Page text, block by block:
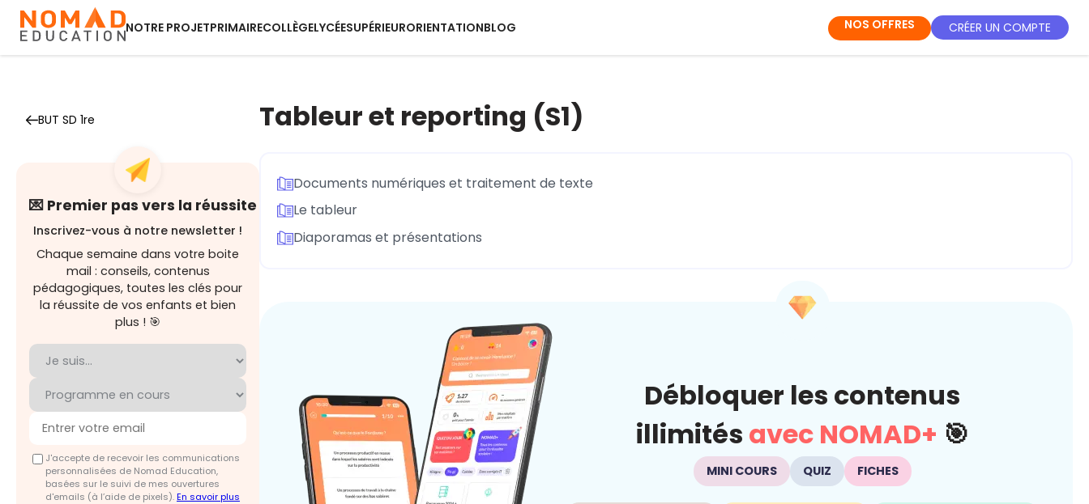
NOTRE PROJETPRIMAIRECOLLÈGELYCÉESUPÉRIEURORIENTATIONBLOG NOS OFFRES CRÉER UN COMPTE
BUT SD 1re
💌 Premier pas vers la réussite
Inscrivez-vous à notre newsletter !
Chaque semaine dans votre boite
mail : conseils, contenus
pédagogiques, toutes les clés pour
la réussite de vos enfants et bien
plus ! 🎯
J'accepte de recevoir les communications
personnalisées de Nomad Education,
basées sur le suivi de mes ouvertures
d'emails (à l’aide de pixels).En savoir plus
Tableur et reporting (S1)
Documents numériques et traitement de texte
Le tableur
Diaporamas et présentations
Débloquer les contenus
illimités avec NOMAD+ 🎯
MINI COURS QUIZ FICHES